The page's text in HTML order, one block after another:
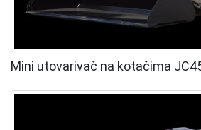
Mini utovarivač na kotačima